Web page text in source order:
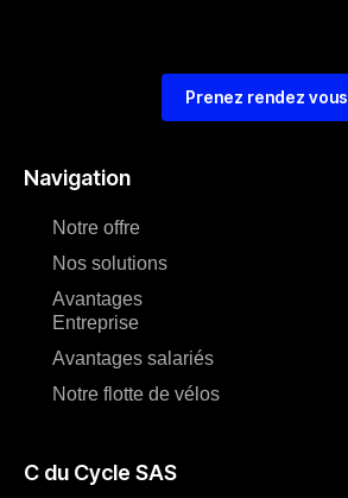
Navigation
Notre offre
Nos solutions
Avantages
Entreprise
Avantages salariés
Notre flotte de vélos
C du Cycle SAS
Prenez rendez vous